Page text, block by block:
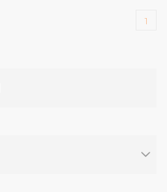
1